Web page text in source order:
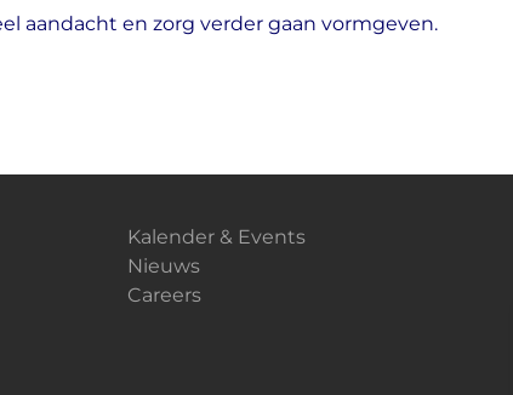
aandacht en zorg verder gaan vormgeven.
Kalender & Events
Nieuws
Careers